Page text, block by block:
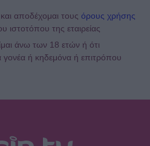
αποδέχομαι τους όρους χρήσης
ιστοτόπου της εταιρείας
άνω των 18 ετών ή ότι
γονέα ή κηδεμόνα ή επιτρόπου